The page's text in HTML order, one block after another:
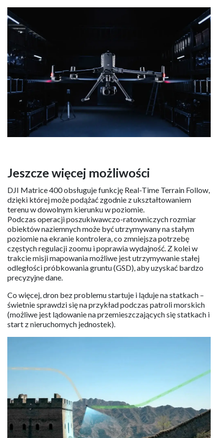
Jeszcze więcej możliwości
DJI Matrice 400 obsługuje funkcję Real-Time Terrain Follow,
dzięki której może podążać zgodnie z ukształtowaniem
terenu w dowolnym kierunku w poziomie.
Podczas operacji poszukiwawczo-ratowniczych rozmiar
obiektów naziemnych może być utrzymywany na stałym
poziomie na ekranie kontrolera, co zmniejsza potrzebę
częstych regulacji zoomu i poprawia wydajność. Z kolei w
trakcie misji mapowania możliwe jest utrzymywanie stałej
odległości próbkowania gruntu (GSD), aby uzyskać bardzo
precyzyjne dane.
Co więcej, dron bez problemu startuje i ląduje na statkach –
świetnie sprawdzi się na przykład podczas patroli morskich
(możliwe jest lądowanie na przemieszczających się statkach i
start z nieruchomych jednostek).